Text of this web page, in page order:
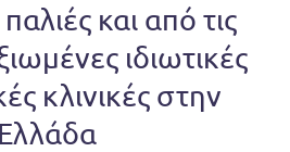
και από τις
ιδιωτικές
κλινικές στην
Ελλάδα